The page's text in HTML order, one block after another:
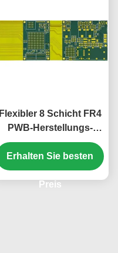
Flexibler 8 Schicht FR4
PWB-Herstellungs-
Grün-Abdeckungs-Film
1.65mm
Erhalten Sie besten
Preis